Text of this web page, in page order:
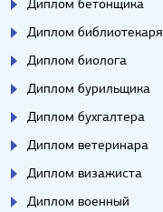
Диплом бетонщика
Диплом библиотекаря
Диплом биолога
Диплом бурильщика
Диплом бухгалтера
Диплом ветеринара
Диплом визажиста
Диплом военный